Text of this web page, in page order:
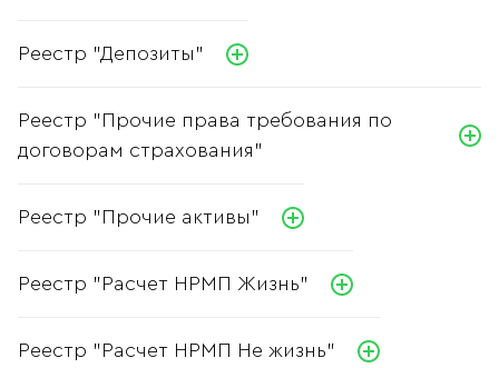
Реестр "Депозиты"
Реестр "Прочие права требования по
договорам страхования"
Реестр "Прочие активы"
Реестр "Расчет НРМП Жизнь"
Реестр "Расчет НРМП Не жизнь"